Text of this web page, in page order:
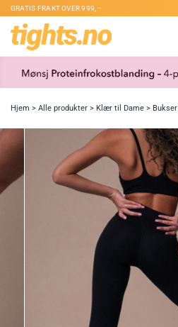
GRATIS FRAKT OVER 999,–
Hjem > Alle produkter > Klær til Dame > Bukser